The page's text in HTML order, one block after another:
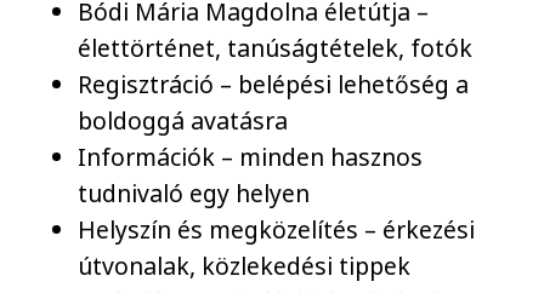
Bódi Mária Magdolna életútja –
élettörténet, tanúságtételek, fotók
Regisztráció – belépési lehetőség a
boldoggá avatásra
Információk – minden hasznos
tudnivaló egy helyen
Helyszín és megközelítés – érkezési
útvonalak, közlekedési tippek